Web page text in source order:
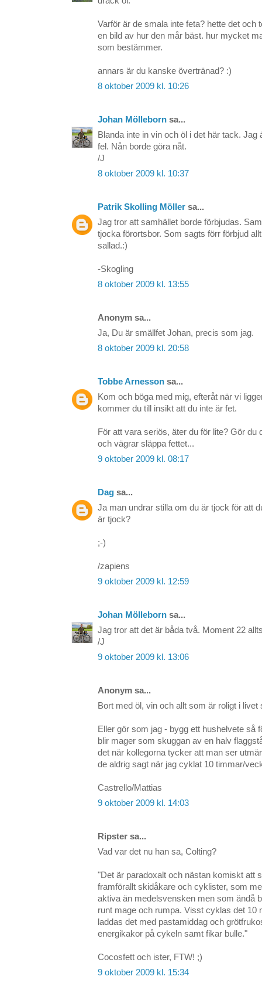
Varför är de smala inte feta? hette det och
en bild av hur den mår bäst. hur mycket
som bestämmer.
annars är du kanske övertränad? :)
8 oktober 2009 kl. 10:26
Johan Mölleborn sa...
Blanda inte in vin och öl i det här tack.
fel. Nån borde göra nåt.
/J
8 oktober 2009 kl. 10:37
Patrik Skolling Möller sa...
Jag tror att samhället borde förbjudas.
tjocka förortsbor. Som sagts förr förbjud
sallad.:)
-Skogling
8 oktober 2009 kl. 13:55
Anonym sa...
Ja, Du är smällfet Johan, precis som jag.
8 oktober 2009 kl. 20:58
Tobbe Arnesson sa...
Kom och böga med mig, efteråt när vi
kommer du till insikt att du inte är fet.
För att vara seriös, äter du för lite? Gör du
och vägrar släppa fettet...
9 oktober 2009 kl. 08:17
Dag sa...
Ja man undrar stilla om du är tjock för att
är tjock?
;-)
/zapiens
9 oktober 2009 kl. 12:59
Johan Mölleborn sa...
Jag tror att det är båda två. Moment 22
/J
9 oktober 2009 kl. 13:06
Anonym sa...
Bort med öl, vin och allt som är roligt i livet
Eller gör som jag - bygg ett hushelvete så
blir mager som skuggan av en halv
det när kollegorna tycker att man ser
de aldrig sagt när jag cyklat 10 timmar/
Castrello/Mattias
9 oktober 2009 kl. 14:03
Ripster sa...
Vad var det nu han sa, Colting?
"Det är paradoxalt och nästan komiskt att
framförallt skidåkare och cyklister, som
aktiva än medelsvensken men som ändå
runt mage och rumpa. Visst cyklas det 10
laddas det med pastamiddag och
energikakor på cykeln samt fikar bulle."
Cocosfett och ister, FTW! ;)
9 oktober 2009 kl. 15:34